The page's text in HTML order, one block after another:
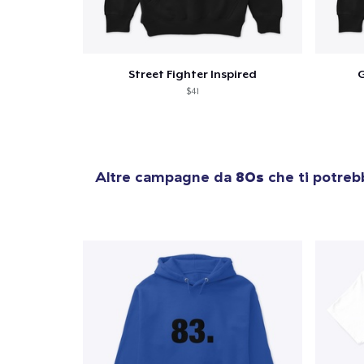
Street Fighter Inspired
$41
Altre campagne da 80s che ti